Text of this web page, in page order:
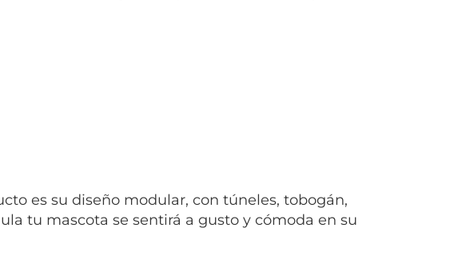
es su diseño modular, con túneles, tobogán,
tu mascota se sentirá a gusto y cómoda en su